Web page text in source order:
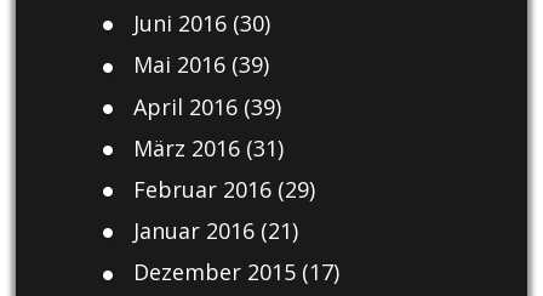
Juni 2016(30)
Mai 2016(39)
April 2016(39)
März 2016(31)
Februar 2016(29)
Januar 2016(21)
Dezember 2015(17)